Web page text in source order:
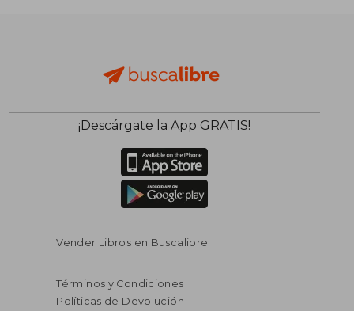
$ 24.975
¡Descárgate la App GRATIS!
Vender Libros en Buscalibre
Términos y Condiciones
Políticas de Devolución